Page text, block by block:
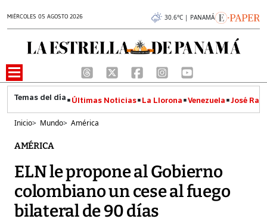
MIÉRCOLES 05 AGOSTO 2026 30.6°C | PANAMÁ
Últimas Noticias La Llorona Venezuela José
Inicio> Mundo> América
AMÉRICA
ELN le propone al Gobierno
colombiano un cese al fuego
bilateral de 90 días